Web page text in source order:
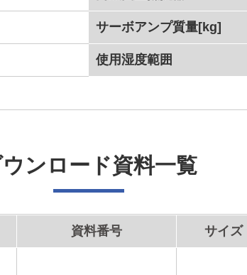
サーボアンプ質量[kg]
使用湿度範囲
ンロード資料一覧
資料番号 サイズ